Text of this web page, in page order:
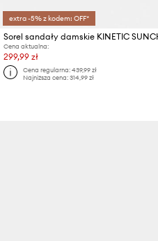
extra -5% z kodem: OFF*
Cena aktualna:
299,99 zł
Cena regularna:439,99 zł
Najniższa cena:314,99 zł